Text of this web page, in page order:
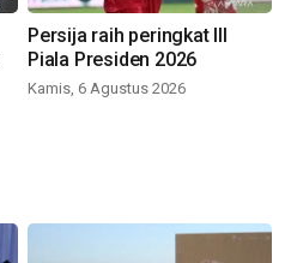
Persija raih peringkat III
Piala Presiden 2026
Kamis, 6 Agustus 2026